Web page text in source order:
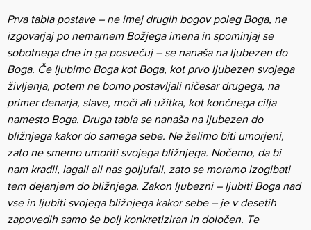
Prva tabla postave – ne imej drugih bogov poleg Boga, ne
izgovarjaj po nemarnem Božjega imena in spominjaj se
sobotnega dne in ga posvečuj – se nanaša na ljubezen do
Boga. Če ljubimo Boga kot Boga, kot prvo ljubezen svojega
življenja, potem ne bomo postavljali ničesar drugega, na
primer denarja, slave, moči ali užitka, kot končnega cilja
namesto Boga. Druga tabla se nanaša na ljubezen do
bližnjega kakor do samega sebe. Ne želimo biti umorjeni,
zato ne smemo umoriti svojega bližnjega. Nočemo, da bi
nam kradli, lagali ali nas goljufali, zato se moramo izogibati
tem dejanjem do bližnjega. Zakon ljubezni – ljubiti Boga nad
vse in ljubiti svojega bližnjega kakor sebe – je v desetih
zapovedih samo še bolj konkretiziran in določen. Te